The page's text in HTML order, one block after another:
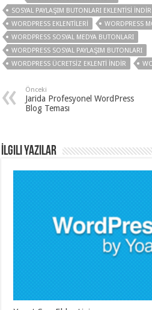
SOSYAL PAYLAŞIM BUTONLARI EKLENTISI INDIR
WORDPRESS EKLENTILERI
WORDPRESS
WORDPRESS SOSYAL MEDYA BUTONLARI
WORDPRESS SOSYAL PAYLAŞIM BUTONLARI
WORDPRESS ÜCRETSIZ EKLENTI INDIR
Önceki
Jarida Profesyonel WordPress
Blog Teması
İlgili Yazılar